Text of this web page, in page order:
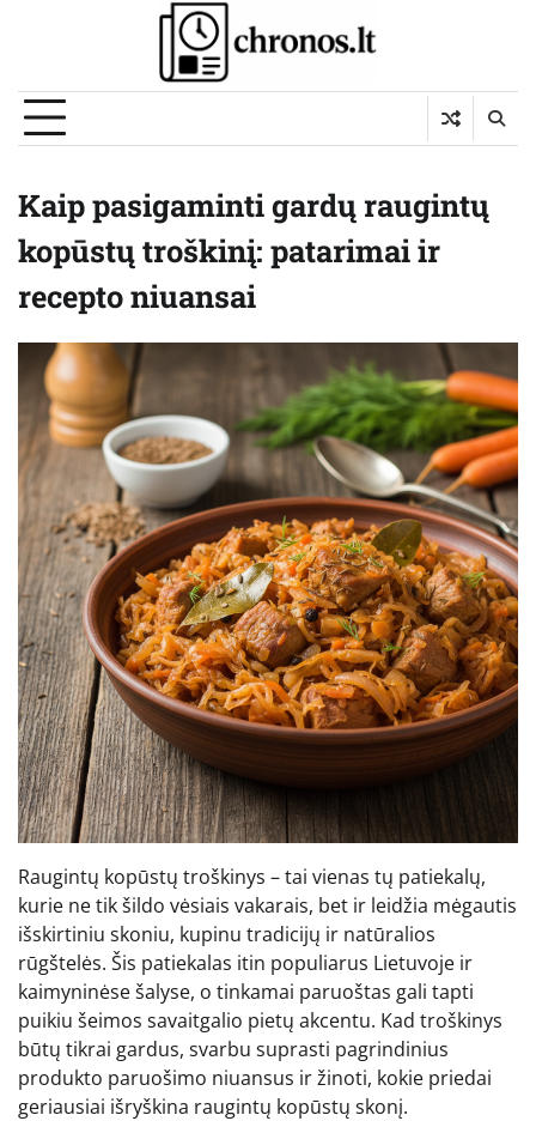
Kaip pasigaminti gardų raugintų
kopūstų troškinį: patarimai ir
recepto niuansai
Raugintų kopūstų troškinys – tai vienas tų patiekalų,
kurie ne tik šildo vėsiais vakarais, bet ir leidžia mėgautis
išskirtiniu skoniu, kupinu tradicijų ir natūralios
rūgštelės. Šis patiekalas itin populiarus Lietuvoje ir
kaimyninėse šalyse, o tinkamai paruoštas gali tapti
puikiu šeimos savaitgalio pietų akcentu. Kad troškinys
būtų tikrai gardus, svarbu suprasti pagrindinius
produkto paruošimo niuansus ir žinoti, kokie priedai
geriausiai išryškina raugintų kopūstų skonį.